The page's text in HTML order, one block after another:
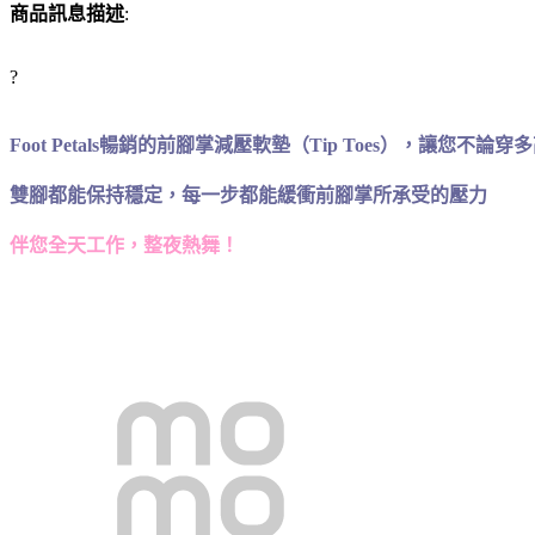
商品訊息描述:
?
Foot Petals暢銷的前腳掌減壓軟墊（Tip Toes），讓您不論穿多
雙腳都能保持穩定，每一步都能緩衝前腳掌所承受的壓力
伴您全天工作，整夜熱舞！